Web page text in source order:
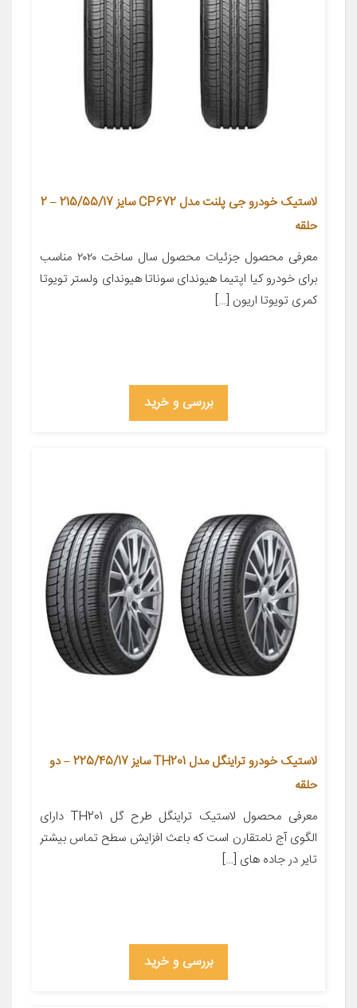
لاستیک خودرو جی پلنت مدل CP672 سایز 215/55/17 – 2
حلقه
معرفی محصول جزئیات محصول سال ساخت ۲۰۲۰ مناسب
برای خودرو کیا اپتیما هیوندای سوناتا هیوندای ولستر تویوتا
کمری تویوتا اریون […]
بررسی و خرید
لاستیک خودرو تراینگل مدل TH201 سایز 225/45/17 – دو
حلقه
معرفی محصول لاستیک تراینگل طرح گل TH201 دارای
الگوی آج نامتقارن است که باعث افزایش سطح تماس بیشتر
تایر در جاده های […]
بررسی و خرید